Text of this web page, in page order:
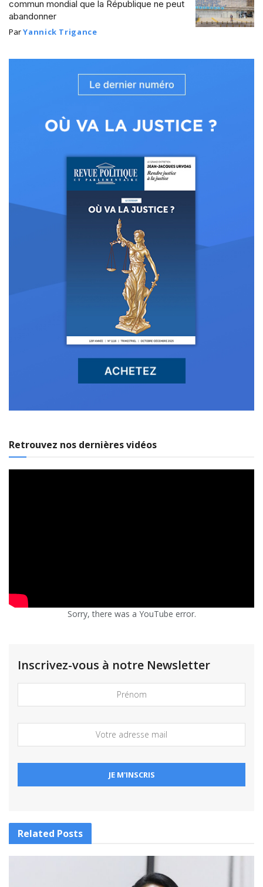
commun mondial que la République ne peut
abandonner
ParYannick Trigance
Retrouvez nos dernières vidéos
Sorry, there was a YouTube error.
Inscrivez-vous à notre Newsletter
Related Posts